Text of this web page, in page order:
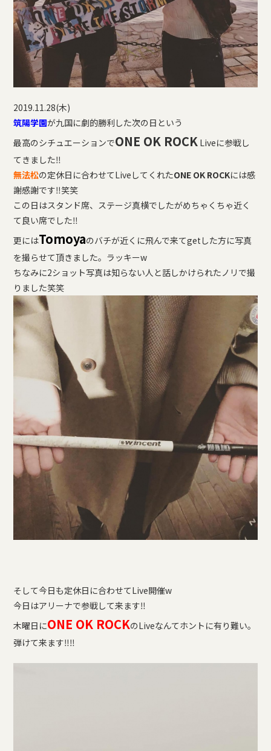
2019.11.28(木)
筑陽学園が九国に劇的勝利した次の日という
最高のシチュエーションでONE OK ROCK Liveに参戦し
てきました‼︎
無法松の定休日に合わせてLiveしてくれたONE OK ROCKには感
謝感謝です‼︎笑笑
この日はスタンド席、ステージ真横でしたがめちゃくちゃ近く
て良い席でした‼︎
更にはTomoyaのバチが近くに飛んで来てgetした方に写真
を撮らせて頂きました。ラッキーw
ちなみに2ショット写真は知らない人と話しかけられたノリで撮
りました笑笑
そして今日も定休日に合わせてLive開催w
今日はアリーナで参戦して来ます‼︎
木曜日にONE OK ROCKのLiveなんてホントに有り難い。
弾けて来ます‼︎‼︎